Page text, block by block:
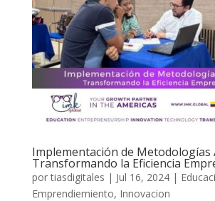
Implementación de Metodologías
Transformando la Eficiencia
portiasdigitales | Jul 16, 2024|
Emprendiemiento, Innovacion